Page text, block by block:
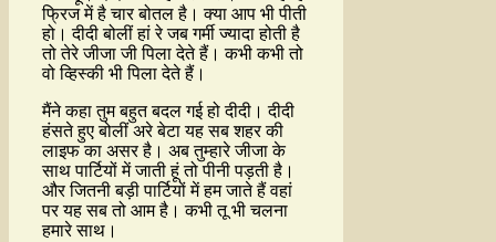
फ्रिज में है चार बोतल है। क्या आप भी पीती
हो। दीदी बोलीं हां रे जब गर्मी ज्यादा होती है
तो तेरे जीजा जी पिला देते हैं। कभी कभी तो
वो व्हिस्की भी पिला देते हैं।
मैंने कहा तुम बहुत बदल गई हो दीदी। दीदी
हंसते हुए बोलीं अरे बेटा यह सब शहर की
लाइफ का असर है। अब तुम्हारे जीजा के
साथ पार्टियों में जाती हूं तो पीनी पड़ती है।
और जितनी बड़ी पार्टियों में हम जाते हैं वहां
पर यह सब तो आम है। कभी तू भी चलना
हमारे साथ।